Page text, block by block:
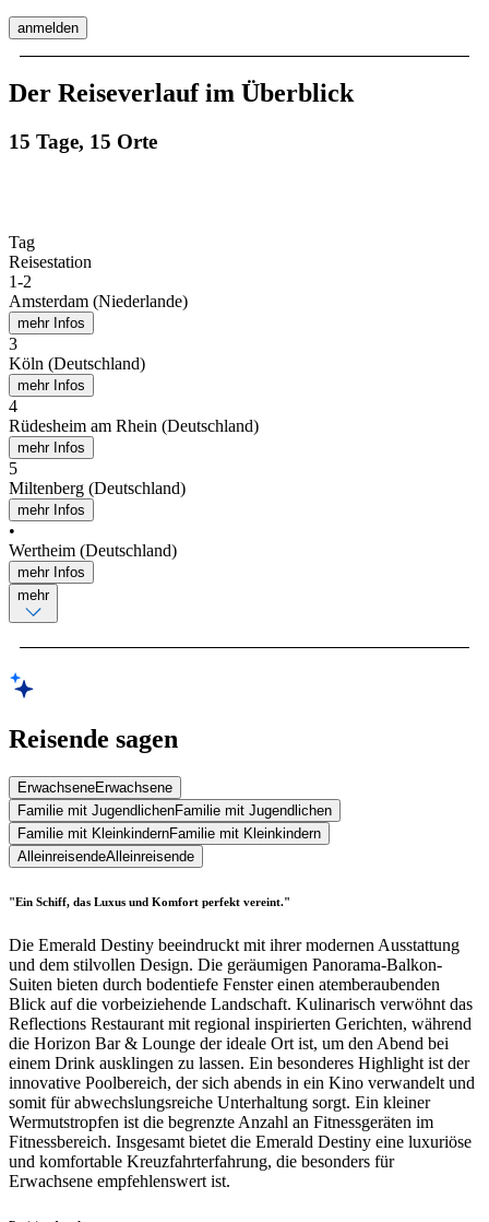
anmelden
Der Reiseverlauf im Überblick
15 Tage, 15 Orte
Tag
Reisestation
1-2
Amsterdam (Niederlande)
mehr Infos
3
Köln (Deutschland)
mehr Infos
4
Rüdesheim am Rhein (Deutschland)
mehr Infos
5
Miltenberg (Deutschland)
mehr Infos
•
Wertheim (Deutschland)
mehr Infos
mehr
Reisende sagen
ErwachseneErwachsene
Familie mit JugendlichenFamilie mit Jugendlichen
Familie mit KleinkindernFamilie mit Kleinkindern
AlleinreisendeAlleinreisende
"Ein Schiff, das Luxus und Komfort perfekt vereint."
Die Emerald Destiny beeindruckt mit ihrer modernen Ausstattung
und dem stilvollen Design. Die geräumigen Panorama-Balkon-
Suiten bieten durch bodentiefe Fenster einen atemberaubenden
Blick auf die vorbeiziehende Landschaft. Kulinarisch verwöhnt das
Reflections Restaurant mit regional inspirierten Gerichten, während
die Horizon Bar & Lounge der ideale Ort ist, um den Abend bei
einem Drink ausklingen zu lassen. Ein besonderes Highlight ist der
innovative Poolbereich, der sich abends in ein Kino verwandelt und
somit für abwechslungsreiche Unterhaltung sorgt. Ein kleiner
Wermutstropfen ist die begrenzte Anzahl an Fitnessgeräten im
Fitnessbereich. Insgesamt bietet die Emerald Destiny eine luxuriöse
und komfortable Kreuzfahrterfahrung, die besonders für
Erwachsene empfehlenswert ist.